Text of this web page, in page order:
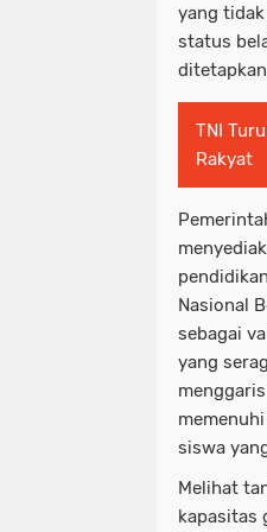
yang
status
ditetapkan.
TNI
Rakyat
Nasional
sebagai
yang
siswa
Melihat
kapasitas